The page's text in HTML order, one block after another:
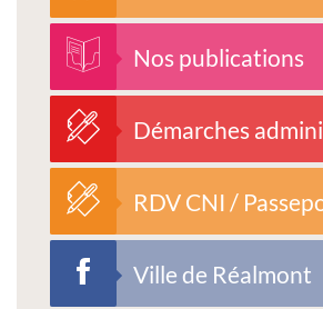
Nos publications
Démarches
RDV CNI /
Ville de Réalmont